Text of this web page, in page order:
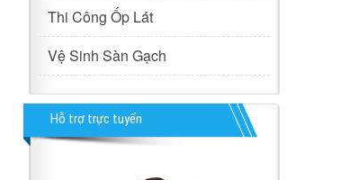
Thi Công Ốp Lát
Vệ Sinh Sàn Gạch
Hỗ trợ trực tuyến